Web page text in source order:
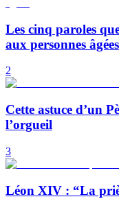
Les cinq paroles
aux personnes âgées
2
Cette astuce d’un
l’orgueil
3
Léon XIV : “La